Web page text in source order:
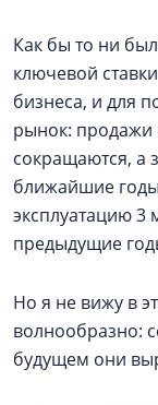
Как бы то ни
ключевой
бизнеса, и для
рынок: продажи
сокращаются, а
ближайшие
эксплуатацию 3
предыдущие
Но я не вижу в
волнообразно:
будущем они